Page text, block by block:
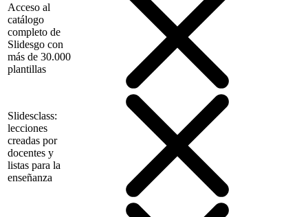
Acceso al
catálogo
completo de
Slidesgo con
más de 30.000
plantillas
Slidesclass:
lecciones
creadas por
docentes y
listas para la
enseñanza